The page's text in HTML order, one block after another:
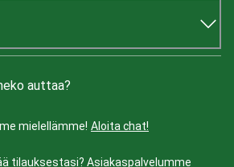
auttaa?
mielellämme! Aloita chat!
tilauksestasi? Asiakaspalvelumme